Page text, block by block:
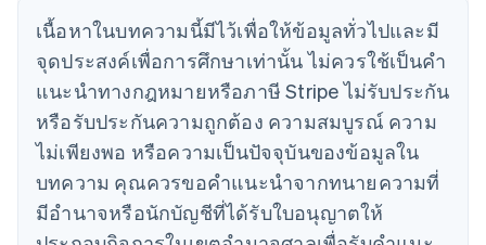
เนื้อหาในบทความนี้มีไว้เพื่อให้ข้อมูลทั่วไปและมี
จุดประสงค์เพื่อการศึกษาเท่านั้น ไม่ควรใช้เป็นคํา
แนะนําทางกฎหมายหรือภาษี Stripe ไม่รับประกัน
หรือรับประกันความถูกต้อง ความสมบูรณ์ ความ
ไม่เพียงพอ หรือความเป็นปัจจุบันของข้อมูลใน
บทความ คุณควรขอคําแนะนําจากทนายความที่
มีอํานาจหรือนักบัญชีที่ได้รับใบอนุญาตให้
ไซปรัส
ญี่ปุ่น
日本語English
เดนมาร์ก
English
ไทย
ไทยEnglish
English